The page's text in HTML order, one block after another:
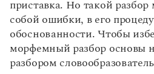
Учебник Грамоты
Правила русского языка: от азов
Интерактивные упражнения: от
Скороговорки
речи
Образование слов путем
части речи в другую
Словообразовательный
Отражение морфемного
приставка. Но такой разбор
собой ошибки, в его
обоснованности. Чтобы
морфемный разбор основы
разбором